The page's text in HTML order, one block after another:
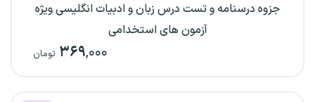
جزوه درسنامه و تست درس زبان و ادبیات انگلیسی ویژه
آزمون های استخدامی
۳۶۹,۰۰۰ تومان